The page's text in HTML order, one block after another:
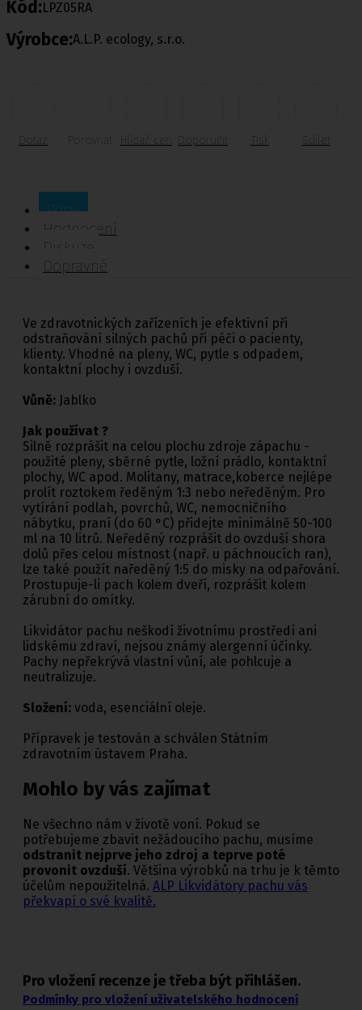
Kód:LPZ05RA
Výrobce:A.L.P. ecology, s.r.o.
Dotaz Porovnat Doporučit Tisk Sdílet
Popis
Hodnocení
Diskuze
Dopravné
Ve zdravotnických zařízeních je efektivní při
odstraňování silných pachů při péči o pacienty,
klienty. Vhodné na pleny, WC, pytle s odpadem,
kontaktní plochy i ovzduší.
Vůně: Jablko
Jak používat ?
Silně rozprášit na celou plochu zdroje zápachu -
použité pleny, sběrné pytle, ložní prádlo, kontaktní
plochy, WC apod. Molitany, matrace,koberce nejlépe
prolít roztokem ředěným 1:3 nebo neředěným. Pro
vytírání podlah, povrchů, WC, nemocničního
nábytku, praní (do 60 °C) přidejte minimálně 50-100
ml na 10 litrů. Neředěný rozprášit do ovzduší shora
dolů přes celou místnost (např. u páchnoucích ran),
lze také použít naředěný 1:5 do misky na odpařování.
Prostupuje-li pach kolem dveří, rozprášit kolem
zárubní do omítky.
Likvidátor pachu neškodí životnímu prostředí ani
lidskému zdraví, nejsou známy alergenní účinky.
Pachy nepřekrývá vlastní vůní, ale pohlcuje a
neutralizuje.
Složení: voda, esenciální oleje.
Přípravek je testován a schválen Státním
zdravotním ústavem Praha.
Mohlo by vás zajímat
Ne všechno nám v životě voní. Pokud se
potřebujeme zbavit nežádoucího pachu, musíme
odstranit nejprve jeho zdroj a teprve poté
provonit ovzduší. Většina výrobků na trhu je k těmto
účelům nepoužitelná. ALP Likvidátory pachu vás
překvapí o své kvalitě.
Pro vložení recenze je třeba být přihlášen.
Podmínky pro vložení uživatelského hodnocení